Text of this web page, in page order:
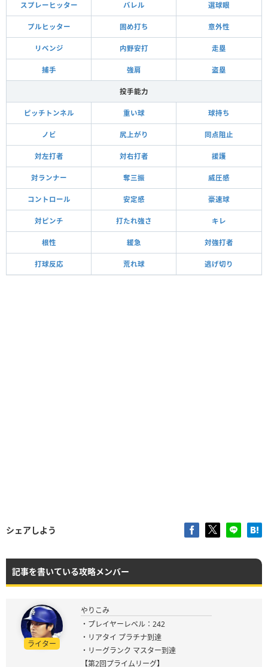
スプレーヒッター バレル 選球眼
プルヒッター 固め打ち 意外性
リベンジ 内野安打 走塁
捕手 強肩 盗塁
投手能力
ピッチトンネル 重い球 球持ち
ノビ 尻上がり 同点阻止
対左打者 対右打者 援護
対ランナー 奪三振 威圧感
コントロール 安定感 豪速球
対ピンチ 打たれ強さ キレ
根性 緩急 対強打者
打球反応 荒れ球 逃げ切り
シェアしよう
記事を書いている攻略メンバー
ライター
やりこみ
・プレイヤーレベル：242
・リアタイ プラチナ到達
・リーグランク マスター到達
【第2回プライムリーグ】